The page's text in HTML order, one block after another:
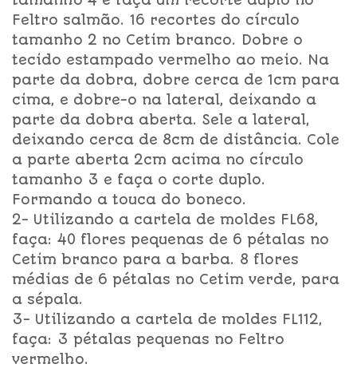
Feltro salmão. 16 recortes do círculo
tamanho 2 no Cetim branco. Dobre o
tecido estampado vermelho ao meio. Na
parte da dobra, dobre cerca de 1cm para
cima, e dobre-o na lateral, deixando a
parte da dobra aberta. Sele a lateral,
deixando cerca de 8cm de distância. Cole
a parte aberta 2cm acima no círculo
tamanho 3 e faça o corte duplo.
Formando a touca do boneco.
2- Utilizando a cartela de moldes FL68,
faça: 40 flores pequenas de 6 pétalas no
Cetim branco para a barba. 8 flores
médias de 6 pétalas no Cetim verde, para
a sépala.
3- Utilizando a cartela de moldes FL112,
faça: 3 pétalas pequenas no Feltro
vermelho.